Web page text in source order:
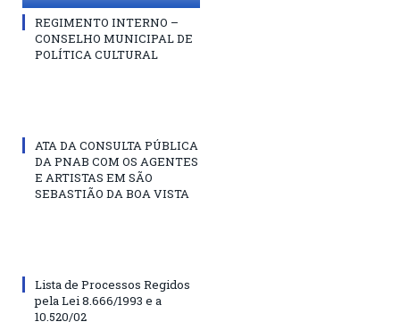
REGIMENTO INTERNO –
CONSELHO MUNICIPAL DE
POLÍTICA CULTURAL
ATA DA CONSULTA PÚBLICA
DA PNAB COM OS AGENTES
E ARTISTAS EM SÃO
SEBASTIÃO DA BOA VISTA
Lista de Processos Regidos
pela Lei 8.666/1993 e a
10.520/02